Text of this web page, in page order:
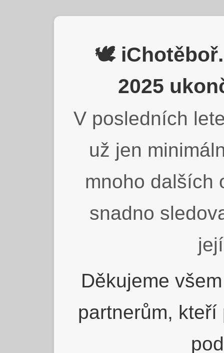
🕊️
2025
V posledních
už jen
mnoho dalších
snadno
Děkujeme
partnerům,